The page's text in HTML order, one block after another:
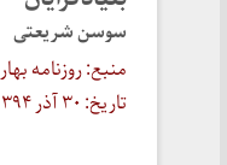
سوسن شریعتی
منبع: روزنامه بهار
تاریخ: ۳۰ آذر ۱۳۹۴